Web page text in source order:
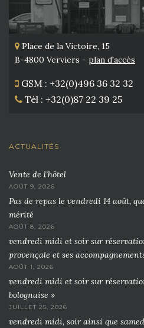
Place de la Victoire, 15
B-4800 Verviers - plan d'accès
GSM : +32(0)496 36 32 32
Tél : +32(0)87 22 39 25
ACTUALITÉS
Vente de l’hôtel
AOÛT 9, 2026
Pas de repas le vendredi 14 août,
mérité
AOÛT 8, 2026
vendredi midi et soir sur
provençale et ses
AOÛT 1, 2026
vendredi midi et soir sur
bolognaise »
JUILLET 25, 2026
vendredi midi, soir ainsi que